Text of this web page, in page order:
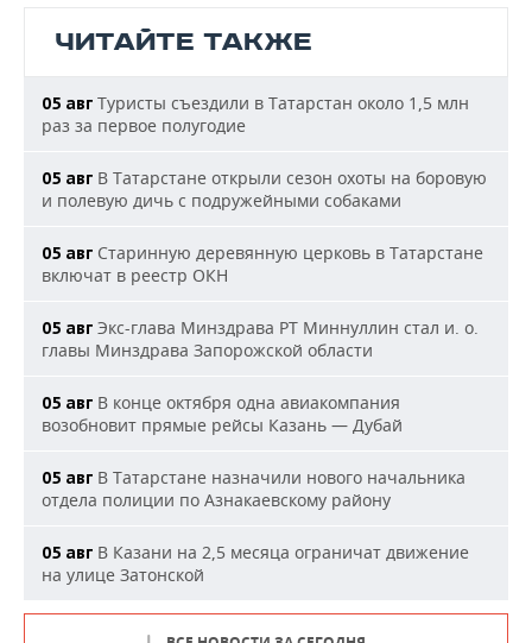
ЧИТАЙТЕ ТАКЖЕ
05 авг Туристы съездили в Татарстан около 1,5 млн
раз за первое полугодие
05 авг В Татарстане открыли сезон охоты на боровую
и полевую дичь с подружейными собаками
05 авг Старинную деревянную церковь в Татарстане
включат в реестр ОКН
05 авг Экс-глава Минздрава РТ Миннуллин стал и. о.
главы Минздрава Запорожской области
05 авг В конце октября одна авиакомпания
возобновит прямые рейсы Казань — Дубай
05 авг В Татарстане назначили нового начальника
отдела полиции по Азнакаевскому району
05 авг В Казани на 2,5 месяца ограничат движение
на улице Затонской